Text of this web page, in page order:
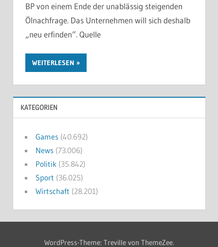
BP von einem Ende der unablässig steigenden
Ölnachfrage. Das Unternehmen will sich deshalb
„neu erfinden“. Quelle
WEITERLESEN
KATEGORIEN
Games(40.692)
News(73.006)
Politik(35.842)
Sport (36.025)
Wirtschaft (28.201)
WordPress-Theme: Treville von ThemeZee.